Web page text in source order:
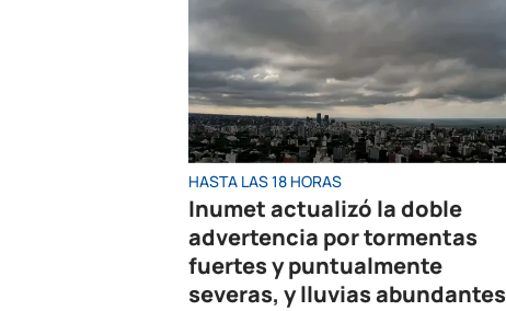
HASTA LAS 18 HORAS
Inumet actualizó la doble
advertencia por tormentas
fuertes y puntualmente
severas, y lluvias abundantes